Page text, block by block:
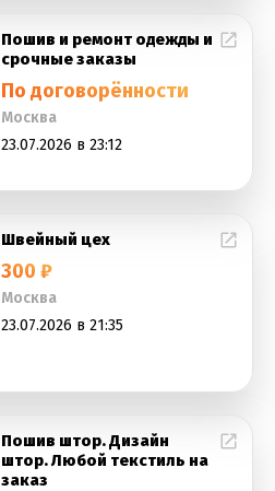
Пошив и ремонт одежды и
срочные заказы
По договорённости
Москва
23.07.2026 в 23:12
Швейный цех
300 ₽
Москва
23.07.2026 в 21:35
Пошив штор. Дизайн
штор. Любой текстиль на
заказ